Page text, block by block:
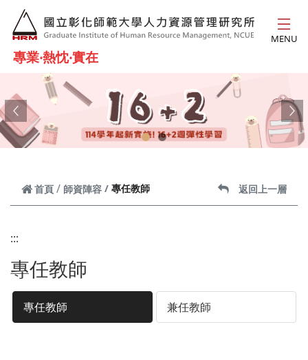
跳到主要內容
專業‧熱忱‧實在
MENU
Previous
首頁 師資陣容 專任教師 返回上一層
:::
專任教師
專任教師 兼任教師